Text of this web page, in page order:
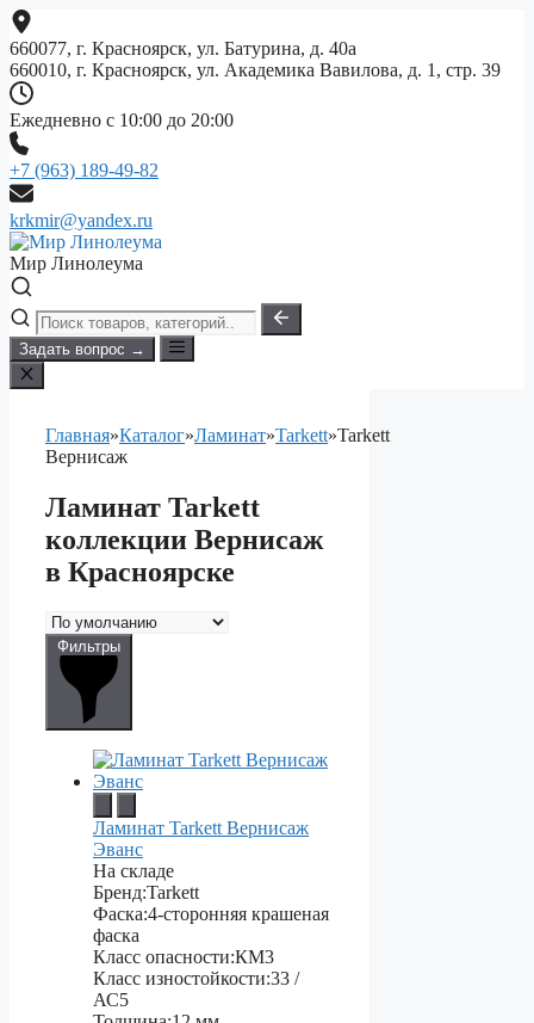
Перейти
к
содержимому
660077, г. Красноярск, ул. Батурина, д. 40а
660010, г. Красноярск, ул. Академика Вавилова, д. 1, стр. 39
Ежедневно с 10:00 до 20:00
+7 (963) 189-49-82
krkmir@yandex.ru
Мир Линолеума
Задать вопрос →
Главная»Каталог»Ламинат»Tarkett»Tarkett
Вернисаж
Ламинат Tarkett
коллекции Вернисаж
в Красноярске
Фильтры
Ламинат Tarkett Вернисаж
Эванс
На складе
Бренд:Tarkett
Фаска:4-сторонняя крашеная
фаска
Класс опасности:КМ3
Класс изностойкости:33 /
АС5